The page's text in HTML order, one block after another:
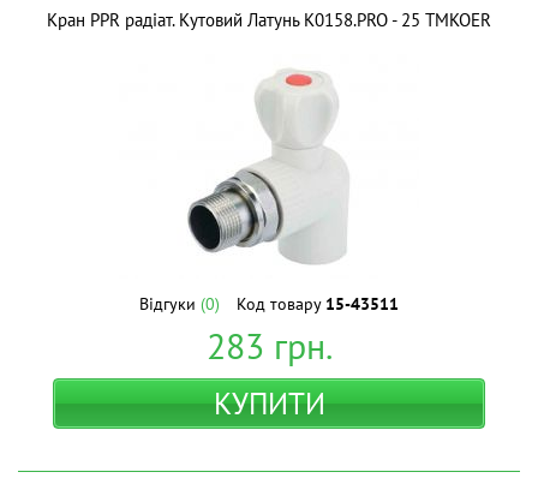
Кран PPR радіат. Кутовий Латунь K0158.PRO - 25 ТМKOER
Відгуки (0) Код товару 15-43511
283 грн.
КУПИТИ